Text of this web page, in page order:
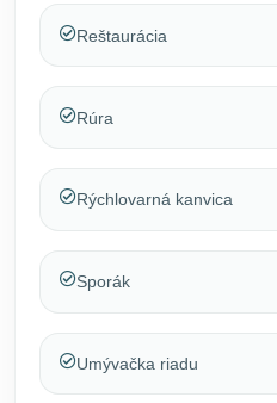
Reštaurácia
Rúra
Rýchlovarná kanvica
Sporák
Umývačka riadu